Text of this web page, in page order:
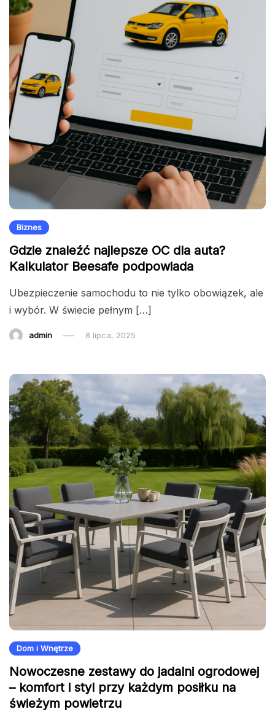
Biznes
Gdzie znaleźć najlepsze OC dla auta?
Kalkulator Beesafe podpowiada
Ubezpieczenie samochodu to nie tylko obowiązek, ale
i wybór. W świecie pełnym […]
admin 8 lipca, 2025
Dom i Wnętrze
Nowoczesne zestawy do jadalni ogrodowej
– komfort i styl przy każdym posiłku na
świeżym powietrzu